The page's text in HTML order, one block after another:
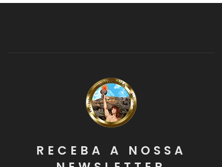
RECEBA A NOSSA